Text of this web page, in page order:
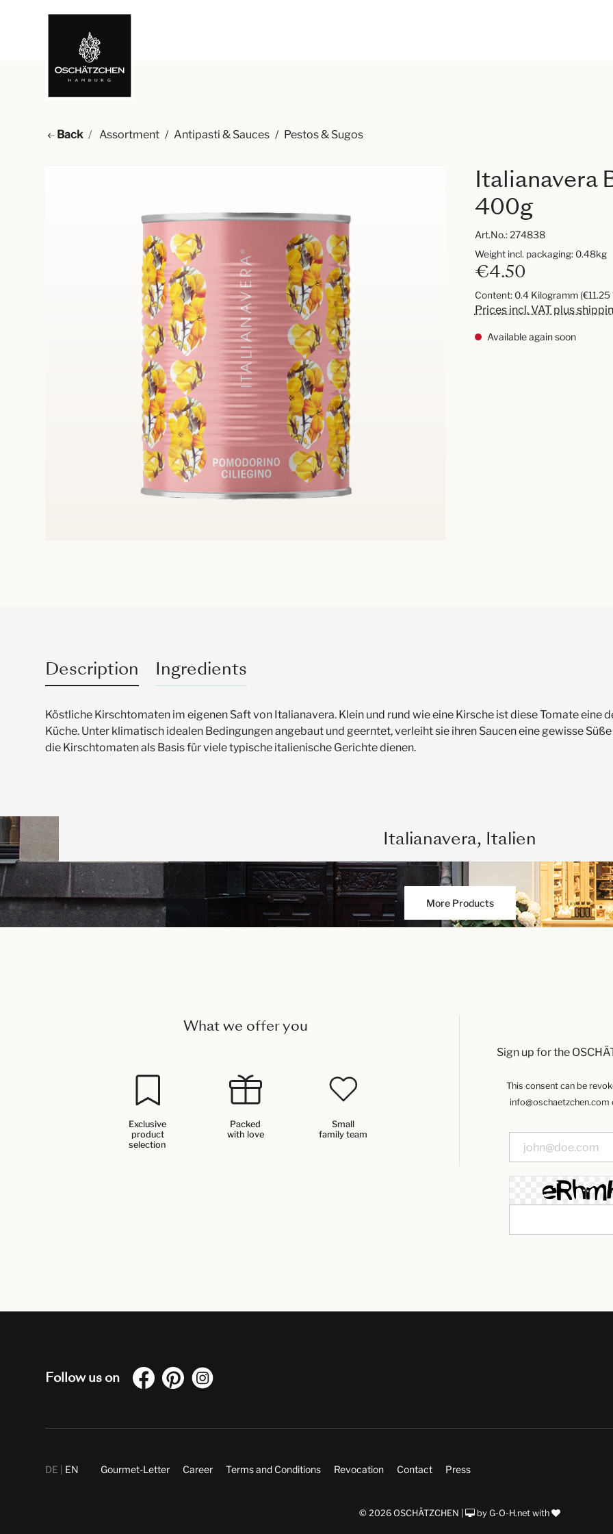
Back Assortment / Antipasti & Sauces / Pestos & Sugos
Italianavera
400g
Art.No.:274838
€4.50
Content: 0.4 Kilogramm
Prices incl. VAT plus
Available again soon
Weight incl. packaging: 0.48kg
Description Ingredients
Köstliche Kirschtomaten im eigenen Saft von Italianavera. Klein und rund wie eine Kirsche ist diese Tomate
Küche. Unter klimatisch idealen Bedingungen angebaut und geerntet, verleiht sie ihren Saucen eine gewisse
die Kirschtomaten als Basis für viele typische italienische Gerichte dienen.
Italianavera, Italien
More Products
What we offer you
Exclusive
product
selection
Packed
with love
Small
family team
Sign up for the
This consent can be
Follow us on
DE EN Gourmet-Letter Career Terms and Conditions Revocation Contact Press
© 2026 OSCHÄTZCHEN | by G-O-H.net with